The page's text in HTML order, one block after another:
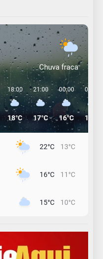
Chuva fraca
18:00
18°C
21:00
17°C
00:00
16°C
03:00
15°C
22°C 13°C
16°C 11°C
15°C 10°C
13°C 11°C